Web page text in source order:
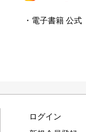
・電子書籍 公式
ログイン